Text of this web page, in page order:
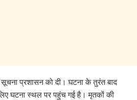
प्रशासन को दी। घटना के तुरंत बाद
घटना स्थल पर पहुंच गई है। मृतकों की